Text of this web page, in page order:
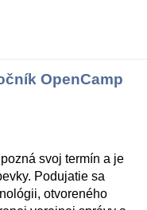
OpenCamp
svoj termín a je
Podujatie sa
otvoreného